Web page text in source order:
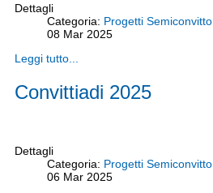
Dettagli
Categoria: Progetti Semiconvitto
08 Mar 2025
Leggi tutto...
Convittiadi 2025
Dettagli
Categoria: Progetti Semiconvitto
06 Mar 2025